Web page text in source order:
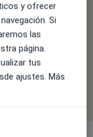
la
cobertura en el
y ofrecer
Si
las
página.
tus
ajustes. Más